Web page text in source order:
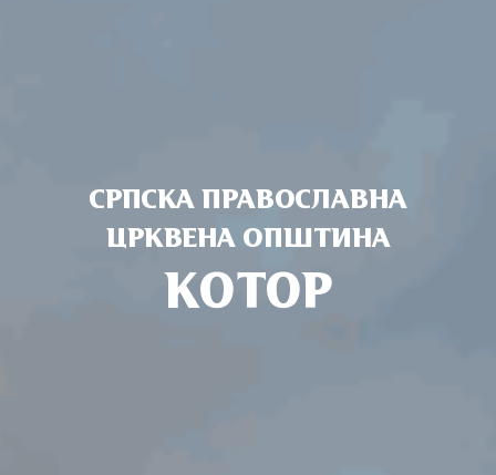
СРПСКА ПРАВОСЛАВНА
ЦРКВЕНА ОПШТИНА
КОТОР